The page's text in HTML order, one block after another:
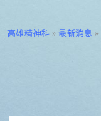
高雄精神科 » 最新消息 »